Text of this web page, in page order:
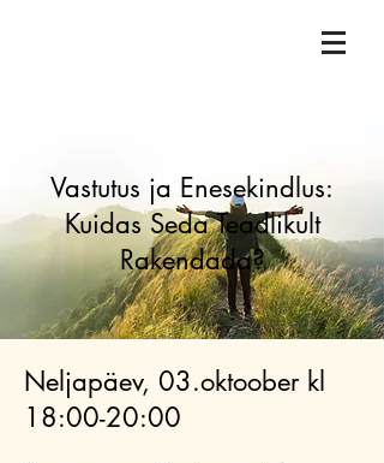
Vastutus ja Enesekindlus:
Kuidas Seda Teadlikult
Rakendada?
Neljapäev, 03.oktoober kl
18:00-20:00 ​​​